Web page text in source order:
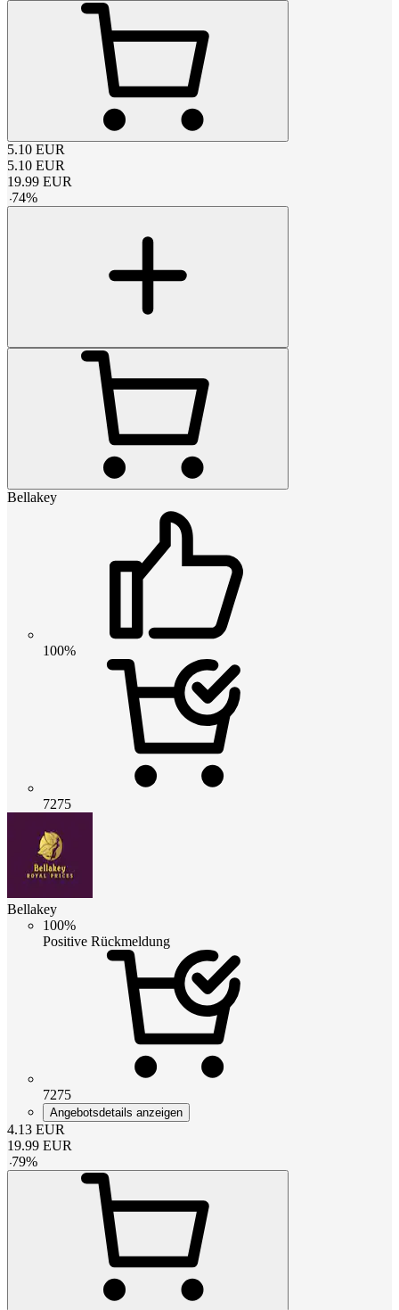
5.10 EUR
5.10 EUR
19.99 EUR
-74%
Bellakey
100%
7275
Bellakey
100%
Positive Rückmeldung
7275
Angebotsdetails anzeigen
4.13 EUR
19.99 EUR
-79%